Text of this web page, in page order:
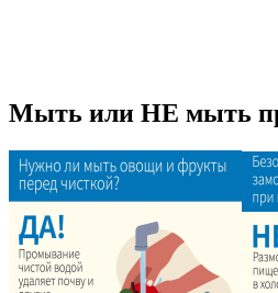
Мыть или НЕ мыть